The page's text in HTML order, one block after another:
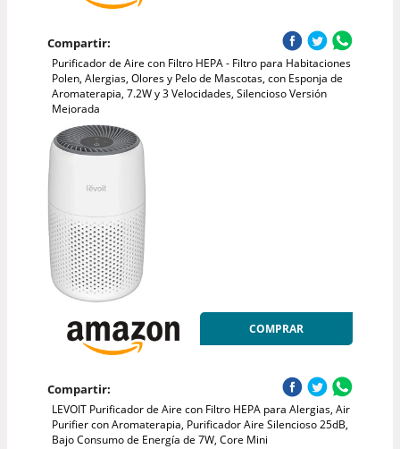
Compartir:
Purificador de Aire con Filtro HEPA - Filtro para Habitaciones
Polen, Alergias, Olores y Pelo de Mascotas, con Esponja de
Aromaterapia, 7.2W y 3 Velocidades, Silencioso Versión
Mejorada
COMPRAR
Compartir:
LEVOIT Purificador de Aire con Filtro HEPA para Alergias, Air
Purifier con Aromaterapia, Purificador Aire Silencioso 25dB,
Bajo Consumo de Energía de 7W, Core Mini